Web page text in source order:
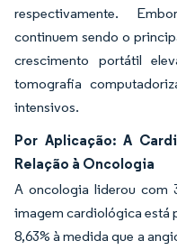
respectivamente.
continuem sendo o
crescimento portátil
tomografia
intensivos.
Por Aplicação: A
Relação à Oncologia
A oncologia liderou com
imagem cardiológica está
8,63% à medida que a